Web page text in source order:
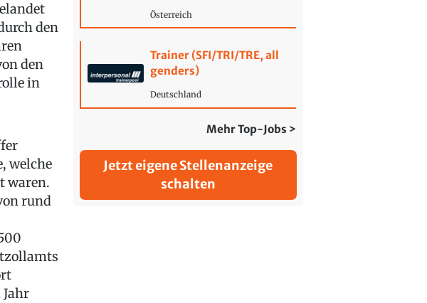
den
den
in
welche
waren.
rund
Österreich
Trainer (SFI/TRI/TRE, all
genders)
Deutschland
Mehr Top-Jobs >
Jetzt eigene Stellenanzeige
schalten